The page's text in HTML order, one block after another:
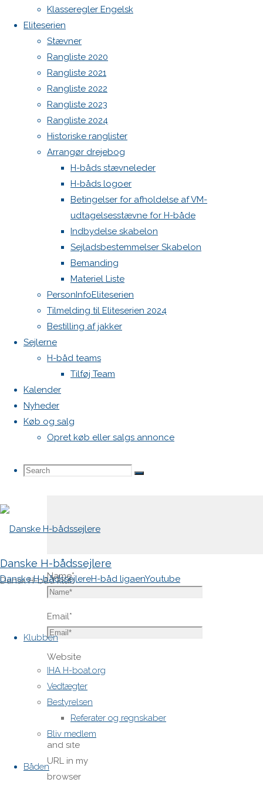
Klasseregler Engelsk
Eliteserien
Stævner
Rangliste 2020
Rangliste 2021
Rangliste 2022
Rangliste 2023
Rangliste 2024
Historiske ranglister
Arrangør drejebog
H-båds stævneleder
H-båds logoer
Betingelser for afholdelse af VM-
udtagelsesstævne for H-både
Indbydelse skabelon
Sejladsbestemmelser Skabelon
Bemanding
Materiel Liste
PersonInfoEliteserien
Tilmelding til Eliteserien 2024
Bestilling af jakker
Sejlerne
H-båd teams
Tilføj Team
Kalender
Nyheder
Køb og salg
Opret køb eller salgs annonce
Search
Search
Search
Danske H-bådssejlere
Dansk H-båd klub
Danske H-bådssejlereH-båd ligaenYoutube
Klubben
IHA H-boat.org
Vedtægter
Bestyrelsen
Referater og regnskaber
Bliv medlem
Båden
Previous
image
Next
image
Skriv
et
svar
Din e-
vil ikke
publiceret.
Krævede
felter er
markeret
Comment
Name*
Email*
Website
Save
my name,
email,
and site
URL in my
browser
WordPress.org